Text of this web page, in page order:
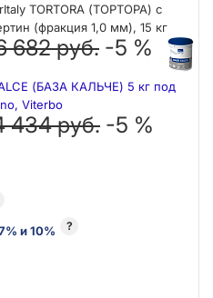
TORTORA (ТОРТОРА) с
(фракция 1,0 мм), 15 кг
682 руб. -5 %
(БАЗА КАЛЬЧЕ) 5 кг под
Viterbo
434 руб. -5 %
и 10% ?